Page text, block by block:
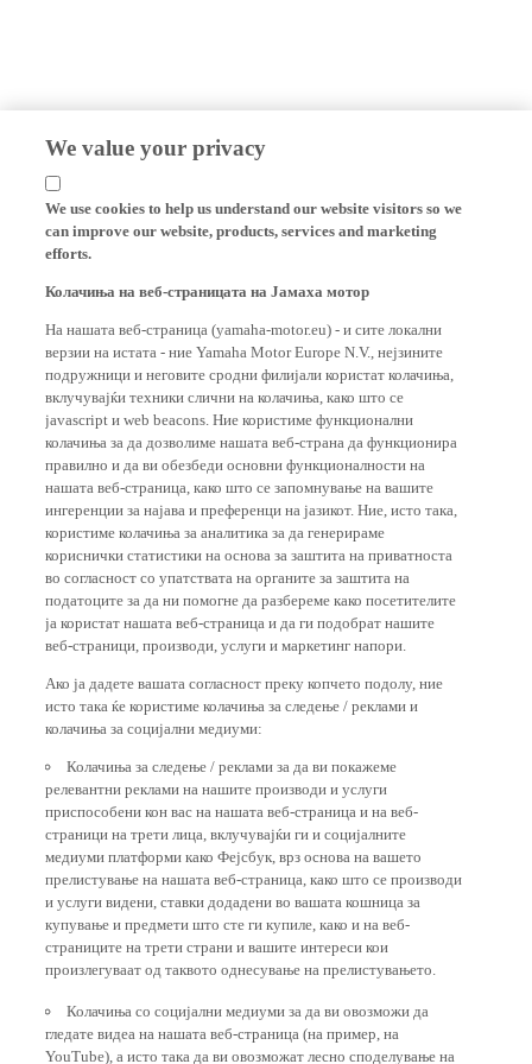
We value your privacy
We use cookies to help us understand our website visitors so we
can improve our website, products, services and marketing
efforts.
Колачиња на веб-страницата на Јамаха мотор
На нашата веб-страница (yamaha-motor.eu) - и сите локални
верзии на истата - ние Yamaha Motor Europe N.V., нејзините
подружници и неговите сродни филијали користат колачиња,
вклучувајќи техники слични на колачиња, како што се
javascript и web beacons. Ние користиме функционални
колачиња за да дозволиме нашата веб-страна да функционира
правилно и да ви обезбеди основни функционалности на
нашата веб-страница, како што се запомнување на вашите
ингеренции за најава и преференци на јазикот. Ние, исто така,
користиме колачиња за аналитика за да генерираме
кориснички статистики на основа за заштита на приватноста
во согласност со упатствата на органите за заштита на
податоците за да ни помогне да разбереме како посетителите
ја користат нашата веб-страница и да ги подобрат нашите
веб-страници, производи, услуги и маркетинг напори.
Ако ја дадете вашата согласност преку копчето подолу, ние
исто така ќе користиме колачиња за следење / реклами и
колачиња за социјални медиуми:
Колачиња за следење / реклами за да ви покажеме
релевантни реклами на нашите производи и услуги
приспособени кон вас на нашата веб-страница и на веб-
страници на трети лица, вклучувајќи ги и социјалните
медиуми платформи како Фејсбук, врз основа на вашето
прелистување на нашата веб-страница, како што се производи
и услуги видени, ставки додадени во вашата кошница за
купување и предмети што сте ги купиле, како и на веб-
страниците на трети страни и вашите интереси кои
произлегуваат од таквото однесување на прелистувањето.
Колачиња со социјални медиуми за да ви овозможи да
гледате видеа на нашата веб-страница (на пример, на
YouTube), а исто така да ви овозможат лесно споделување на